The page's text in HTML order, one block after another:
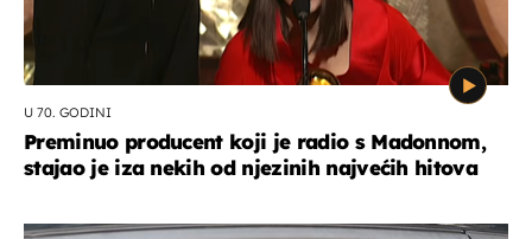
U 70. GODINI
Preminuo producent koji je radio s Madonnom,
stajao je iza nekih od njezinih najvećih hitova